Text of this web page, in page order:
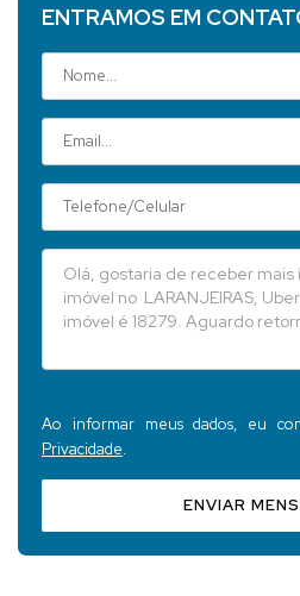
ENTRAMOS EM
Ao informar meus dados, eu
Privacidade.
ENVIAR